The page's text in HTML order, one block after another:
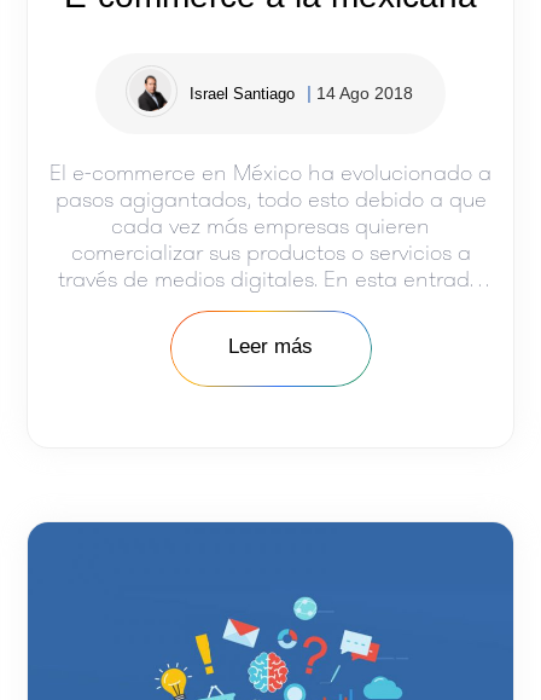
Israel Santiago 14 Ago 2018
El e-commerce en México ha evolucionado a
pasos agigantados, todo esto debido a que
cada vez más empresas quieren
comercializar sus productos o servicios a
través de medios digitales. En esta entrada
te contamos un poco de cómo ha sido esta
evaluación y qué aspectos del e-commerce
en México debes tomar en cuenta para que
…
Leer más